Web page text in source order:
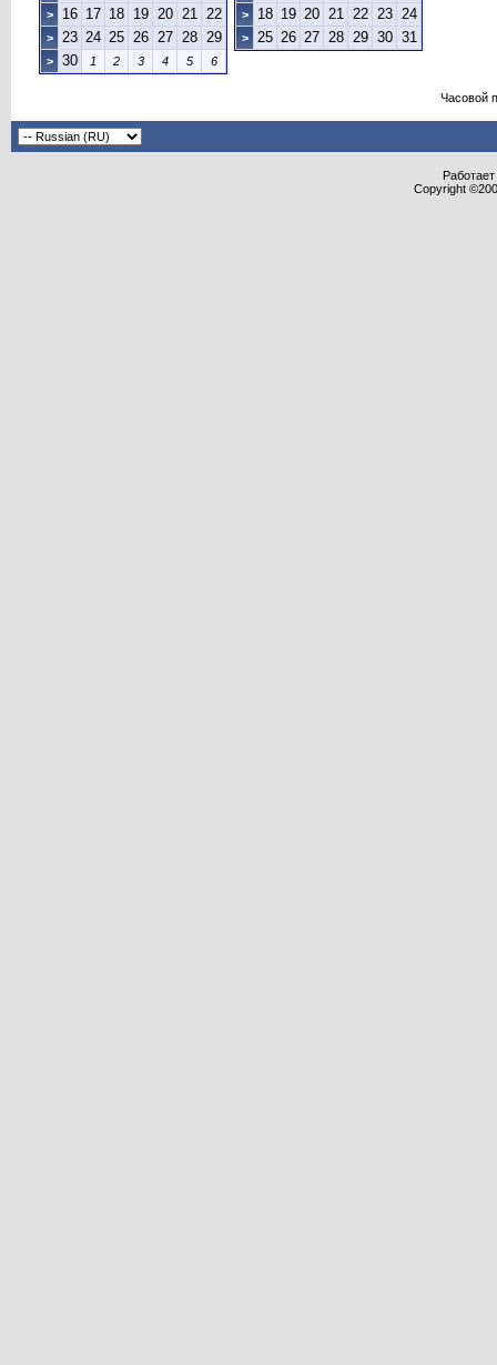
> 16 17 18 19 20 21 22
> 23 24 25 26 27 28 29
> 30 1 2 3 4 5 6
> 18 19 20 21 22 23 24
> 25 26 27 28 29 30 31
Часовой
Copyright